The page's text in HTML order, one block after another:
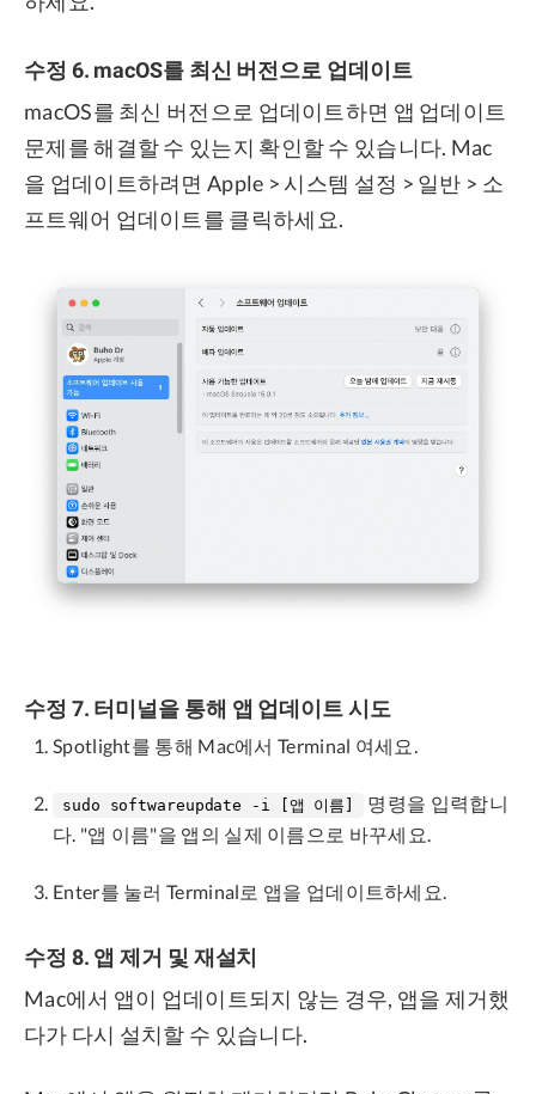
수정 6. macOS를 최신 버전으로 업데이트
macOS를 최신 버전으로 업데이트하면 앱 업데이트
문제를 해결할 수 있는지 확인할 수 있습니다. Mac
을 업데이트하려면 Apple > 시스템 설정 > 일반 > 소
프트웨어 업데이트를 클릭하세요.
수정 7. 터미널을 통해 앱 업데이트 시도
Spotlight를 통해 Mac에서 Terminal 여세요.
sudo softwareupdate -i [앱 이름]
명령을 입력합니
다. "앱 이름"을 앱의 실제 이름으로 바꾸세요.
Enter를 눌러 Terminal로 앱을 업데이트하세요.
수정 8. 앱 제거 및 재설치
Mac에서 앱이 업데이트되지 않는 경우, 앱을 제거했
다가 다시 설치할 수 있습니다.